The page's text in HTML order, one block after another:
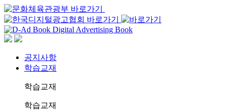
공지사항
학습교재
학습교재
학습교재